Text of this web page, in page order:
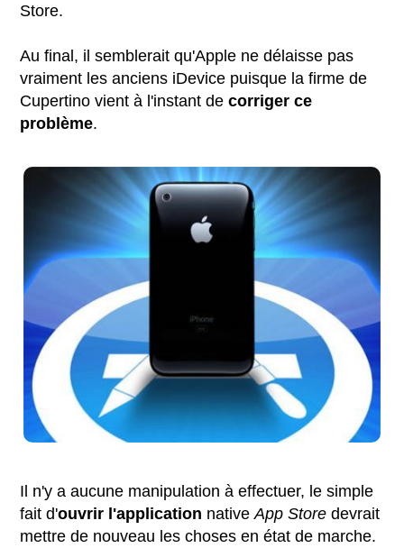
Store.
Au final, il semblerait qu'Apple ne délaisse pas
vraiment les anciens iDevice puisque la firme de
Cupertino vient à l'instant decorriger ce
problème.
Il n'y a aucune manipulation à effectuer, le simple
fait d'ouvrir l'application nativeApp Store devrait
mettre de nouveau les choses en état de marche.